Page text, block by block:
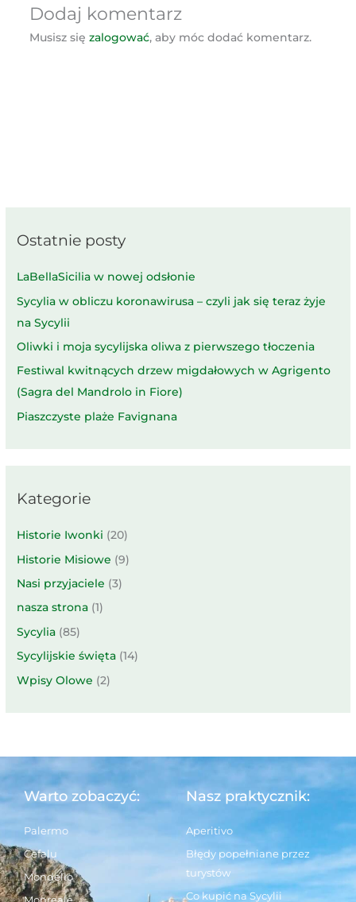
Dodaj komentarz
Musisz się zalogować, aby móc dodać komentarz.
Ostatnie posty
LaBellaSicilia w nowej odsłonie
Sycylia w obliczu koronawirusa – czyli jak się teraz żyje
na Sycylii
Oliwki i moja sycylijska oliwa z pierwszego tłoczenia
Festiwal kwitnących drzew migdałowych w Agrigento
(Sagra del Mandrolo in Fiore)
Piaszczyste plaże Favignana
Kategorie
Historie Iwonki (20)
Historie Misiowe (9)
Nasi przyjaciele (3)
nasza strona (1)
Sycylia (85)
Sycylijskie święta (14)
Wpisy Olowe (2)
Warto zobaczyć:
Palermo
Cefalu
Mondello
Monreale
Nasz praktycznik:
Aperitivo
Błędy popełniane przez
turystów
Co kupić na Sycylii